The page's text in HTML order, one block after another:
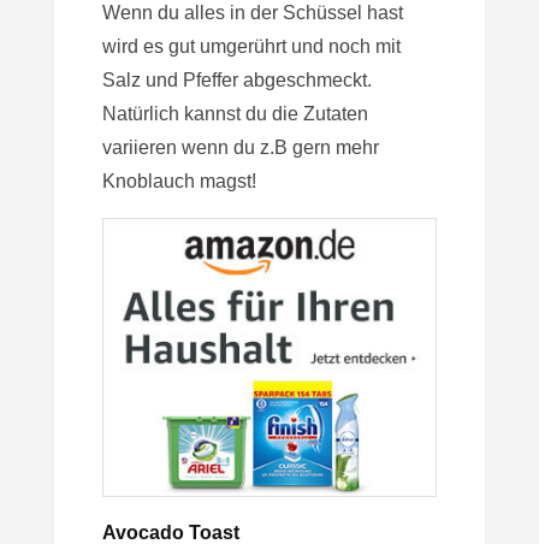
Wenn du alles in der Schüssel hast
wird es gut umgerührt und noch mit
Salz und Pfeffer abgeschmeckt.
Natürlich kannst du die Zutaten
variieren wenn du z.B gern mehr
Knoblauch magst!
Avocado Toast